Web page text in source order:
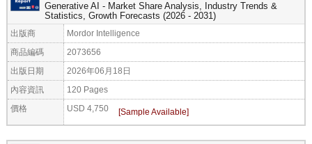
Generative AI - Market Share Analysis, Industry Trends &
Statistics, Growth Forecasts (2026 - 2031)
出版商 Mordor Intelligence
商品編碼 2073656
出版日期 2026年06月18日
內容資訊 120 Pages
價格 USD 4,750